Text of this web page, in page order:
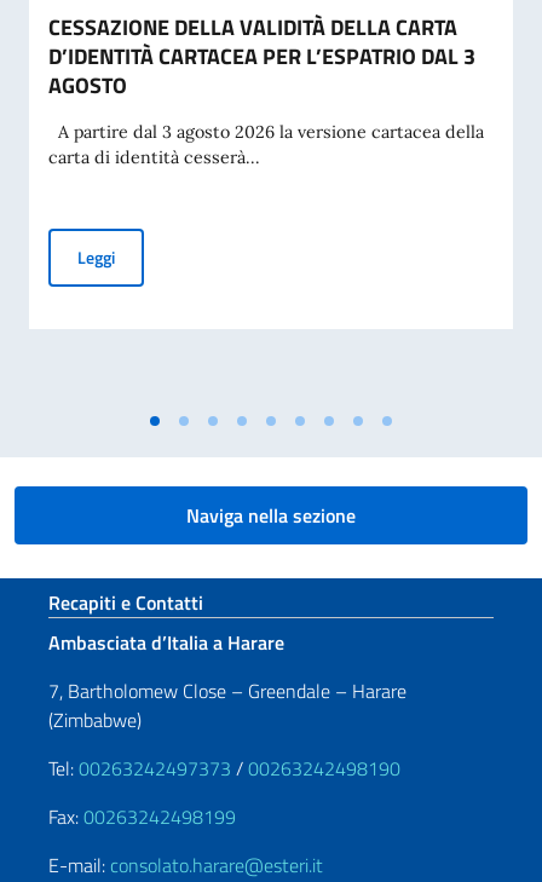
CESSAZIONE DELLA VALIDITÀ DELLA CARTA
D’IDENTITÀ CARTACEA PER L’ESPATRIO DAL 3
AGOSTO
A partire dal 3 agosto 2026 la versione cartacea della
carta di identità cesserà...
LeggiCESSAZIONE DELLA VALIDITÀ DELLA CARTA D’IDENTITÀ
Naviga nella sezione
Sezione footer
Recapiti e Contatti
Ambasciata d’Italia a Harare
7, Bartholomew Close – Greendale – Harare
(Zimbabwe)
Tel:00263242497373 /00263242498190
Fax:00263242498199
E-mail: consolato.harare@esteri.it